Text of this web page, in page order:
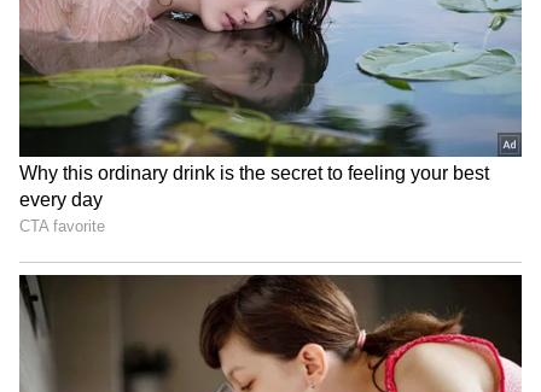
Related Articles
లైసెన్స్, రిజిస్ట్రేషన్ అవసరం లేదు.. ఛార్జింగ్ అయిపోతే
ఎంచక్కా తొక్కుతూ వెళ్లిపోవచ్చు. అదిరిపోయే ఎలక్ట్రిక్
పెళ్లి చేసుకోరు కానీ ఒకే రూమ్‌లో క‌లిసి ఉంటారు..
ఫుడ్డు, బెడ్డు అంతా వాళ్ల‌దే. హైద‌రాబాద్‌లో కొత్త క‌ల్చ‌ర్
3